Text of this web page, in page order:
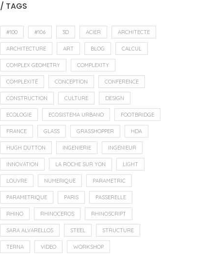
/ TAGS
#100 #106 3D ACIER ARCHITECTE
ARCHITECTURE ART BLOG CALCUL
COMPLEX GEOMETRY COMPLEXITY
COMPLEXITÉ CONCEPTION CONFERENCE
CONSTRUCTION CULTURE DESIGN
ECOLOGIE ECOSISTEMA URBANO FOOTBRIDGE
FRANCE GLASS GRASSHOPPER HDA
HUGH DUTTON INGENIERIE INGENIEUR
INNOVATION LA ROCHE SUR YON LIGHT
LOUVRE NUMERIQUE PARAMETRIC
PARAMETRIQUE PARIS PASSERELLE
RHINO RHINOCEROS RHINOSCRIPT
SARA ALVARELLOS STEEL STRUCTURE
TERNA VIDEO WORKSHOP